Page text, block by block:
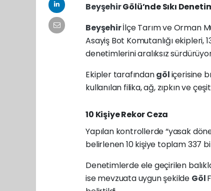
BeyşehirGölü’nde Sıkı
Beyşehirİlçe Tarım ve Orman
Asayiş Bot Komutanlığı ekipleri,
denetimlerini aralıksız
Ekipler tarafındangöliçerisine
kullanılan filika, ağ, zıpkın ve
10 Kişiye Rekor Ceza
Yapılan kontrollerde “yasak
belirlenen 10 kişiye toplam 337
Denetimlerde ele geçirilen
ise mevzuata uygun şekilde Göl